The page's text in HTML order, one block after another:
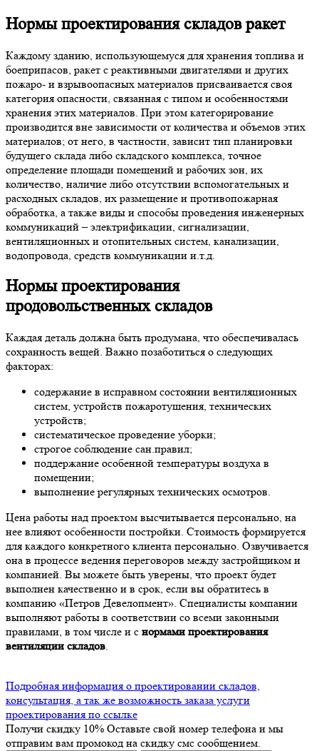
Нормы проектирования складов ракет
Каждому зданию, использующемуся для хранения топлива и
боеприпасов, ракет с реактивными двигателями и других
пожаро- и взрывоопасных материалов присваивается своя
категория опасности, связанная с типом и особенностями
хранения этих материалов. При этом категорирование
производится вне зависимости от количества и объемов этих
материалов; от него, в частности, зависит тип планировки
будущего склада либо складского комплекса, точное
определение площади помещений и рабочих зон, их
количество, наличие либо отсутствии вспомогательных и
расходных складов, их размещение и противопожарная
обработка, а также виды и способы проведения инженерных
коммуникаций – электрификации, сигнализации,
вентиляционных и отопительных систем, канализации,
водопровода, средств коммуникации и.т.д.
Нормы проектирования
продовольственных складов
Каждая деталь должна быть продумана, что обеспечивалась
сохранность вещей. Важно позаботиться о следующих
факторах:
содержание в исправном состоянии вентиляционных
систем, устройств пожаротушения, технических
устройств;
систематическое проведение уборки;
строгое соблюдение сан.правил;
поддержание особенной температуры воздуха в
помещении;
выполнение регулярных технических осмотров.
Цена работы над проектом высчитывается персонально, на
нее влияют особенности постройки. Стоимость формируется
для каждого конкретного клиента персонально. Озвучивается
она в процессе ведения переговоров между застройщиком и
компанией. Вы можете быть уверены, что проект будет
выполнен качественно и в срок, если вы обратитесь в
компанию «Петров Девелопмент». Специалисты компании
выполняют работы в соответствии со всеми законными
правилами, в том числе и с нормами проектирования
вентиляции складов.
Подробная информация о проектировании складов,
консультация, а так же возможность заказа услуги
проектирования по ссылке
Получи скидку 10% Оставьте свой номер телефона и мы
отправим вам промокод на скидку смс сообщением.